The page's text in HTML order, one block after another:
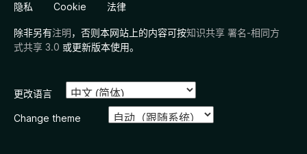
隐私 Cookie 法律
除非另有注明，否则本网站上的内容可按知识共享 署名-相同方
式共享 3.0 或更新版本使用。
更改语言
Change theme